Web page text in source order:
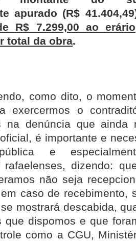
apurado (R$
R$ 7.299,00 ao
total da obra.
como dito, o
exercermos o
na denúncia que
é importante e
e
rafaelenses, dizendo:
não seja
caso de recebimento,
mostrará descabida,
que dispomos e que
como a CGU,